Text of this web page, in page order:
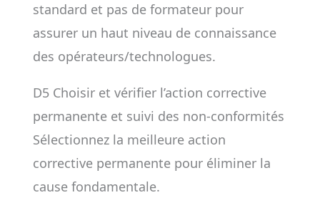
standard et pas de formateur pour
assurer un haut niveau de connaissance
des opérateurs/technologues.
D5 Choisir et vérifier l’action corrective
permanente et suivi des non-conformités
Sélectionnez la meilleure action
corrective permanente pour éliminer la
cause fondamentale.